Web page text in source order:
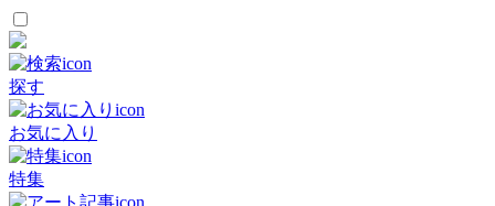
探す
お気に入り
特集